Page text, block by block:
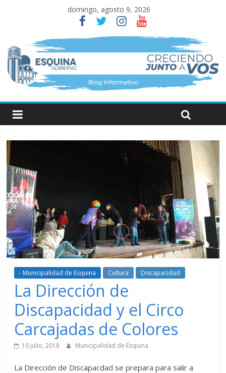
domingo, agosto 9, 2026
- Municipalidad de Esquina Cultura Discapacidad
La Dirección de
Discapacidad y el Circo
Carcajadas de Colores
10 julio, 2018 Municipalidad de Esquina
La Dirección de Discapacdad se prepara para salir a